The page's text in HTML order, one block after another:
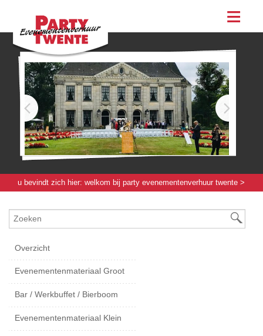
assortiment
evenementen
feesten
bestellen
contact
u bevindt zich hier: welkom bij party evenementenverhuur twente >
Overzicht
Evenementenmateriaal Groot
Bar / Werkbuffet / Bierboom
Evenementenmateriaal Klein